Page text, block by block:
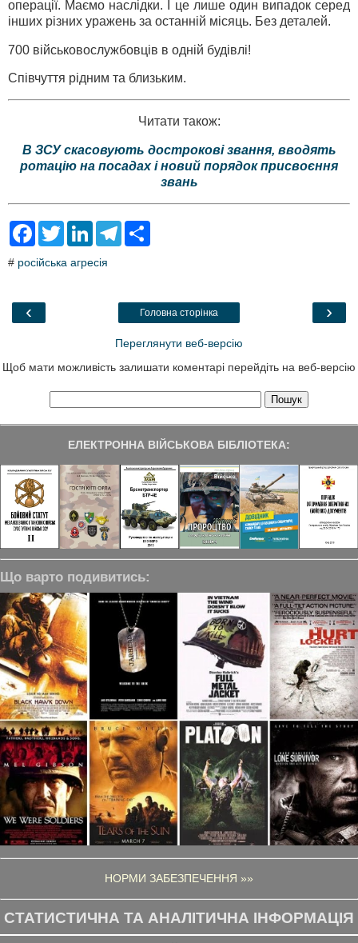
операції. Маємо наслідки. І це лише один випадок серед
інших різних уражень за останній місяць. Без деталей.
700 військовослужбовців в одній будівлі!
Співчуття рідним та близьким.
Читати також:
В ЗСУ скасовують дострокові звання, вводять
ротацію на посадах і новий порядок присвоєння
звань
F
e
o
T
t
L
k
T
a
# російська агресія
‹ ›
Головна сторінка
Переглянути веб-версію
Щоб мати можливість залишати коментарі перейдіть на веб-версію
ЕЛЕКТРОННА ВІЙСЬКОВА БІБЛІОТЕКА:
Що варто подивитись:
НОРМИ ЗАБЕЗПЕЧЕННЯ »»
СТАТИСТИЧНА ТА АНАЛІТИЧНА ІНФОРМАЦІЯ